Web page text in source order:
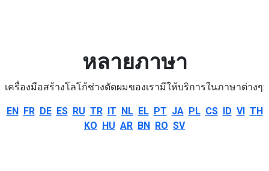
หลายภาษา
เครื่องมือสร้างโลโก้ช่างตัดผมของเรามีให้บริการในภาษาต่างๆ:
EN FR DE ES RU TR IT NL EL PT JA PL CS ID VI TH
KO HU AR BN RO SV